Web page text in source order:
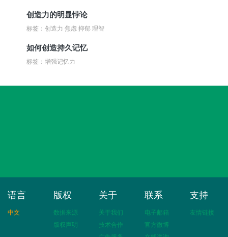
创造力的明显悖论
标签：创造力 焦虑 抑郁 理智
如何创造持久记忆
标签：增强记忆力
语言
中文
版权
数据来源
版权声明
关于
关于我们
技术合作
联系
电子邮箱
官方微博
支持
友情链接